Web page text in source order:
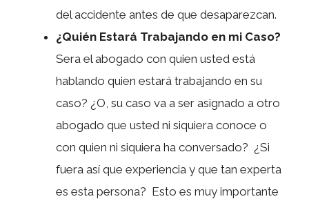
del accidente antes de que desaparezcan.
¿Quién Estará Trabajando en mi Caso?
Sera el abogado con quien usted está
hablando quien estará trabajando en su
caso? ¿O, su caso va a ser asignado a otro
abogado que usted ni siquiera conoce o
con quien ni siquiera ha conversado? ¿Si
fuera así que experiencia y que tan experta
es esta persona? Esto es muy importante